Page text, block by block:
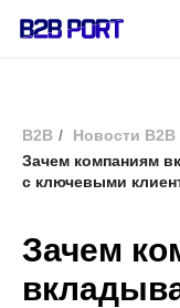
B2B / Новости B2B
Зачем компаниям
с ключевыми
Зачем